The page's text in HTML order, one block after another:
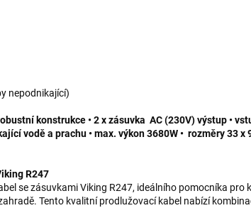
nepodnikající)
konstrukce • 2 x zásuvka AC (230V) výstup •
vodě a prachu • max. výkon 3680W • rozměry 33 x
R247
se zásuvkami Viking R247, ideálního pomocníka pro
Tento kvalitní prodlužovací kabel nabízí